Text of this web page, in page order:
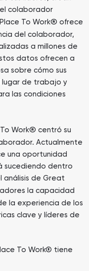
colaborador
To Work® ofrece
del colaborador,
a millones de
datos ofrecen a
sobre cómo sus
lugar de trabajo y
las condiciones
Work® centró su
Actualmente
una oportunidad
sucediendo dentro
análisis de Great
la capacidad
la experiencia de los
clave y líderes de
To Work® tiene